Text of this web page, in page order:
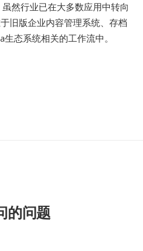
然行业已在大多数应用中转向
旧版企业内容管理系统、存档
态系统相关的工作流中。
的问题